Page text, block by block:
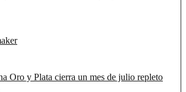
Oro y Plata cierra un mes de julio repleto